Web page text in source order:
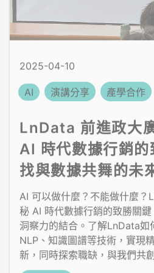
產學合作
LnData 前進政大
AI 時代數據行銷的
AI 可以做什麼？不能做什麼？
秘 AI 時代數據行銷的致勝關鍵
洞察力的結合。了解LnData如
NLP、知識圖譜等技術，實現
新，同時探索職缺，與我們共
閱讀全文